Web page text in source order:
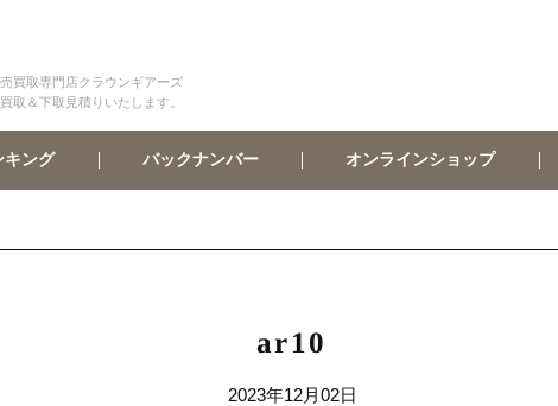
買取専門店クラウンギアーズ
取＆下取見積りいたします。
キング バックナンバー オンラインショップ
ar10
2023年12月02日